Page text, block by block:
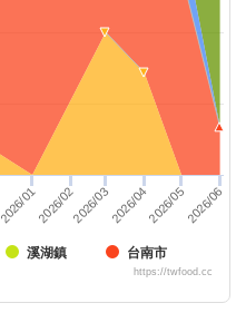
溪湖鎮
台南市
2026/012026/022026/032026/042026/052026/06
https://twfood.cc